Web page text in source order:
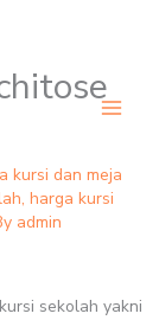
kursi dan meja
, harga kursi
admin
sekolah yakni